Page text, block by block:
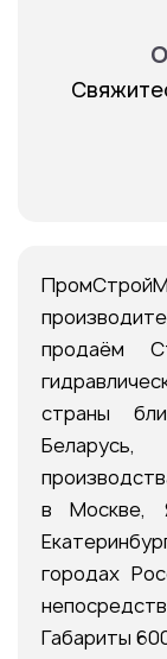
продаём
страны
в Москве,
городах
Габариты